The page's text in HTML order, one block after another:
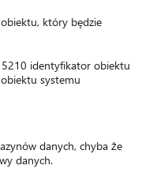
który będzie
identyfikator obiektu
systemu
danych, chyba że
danych.